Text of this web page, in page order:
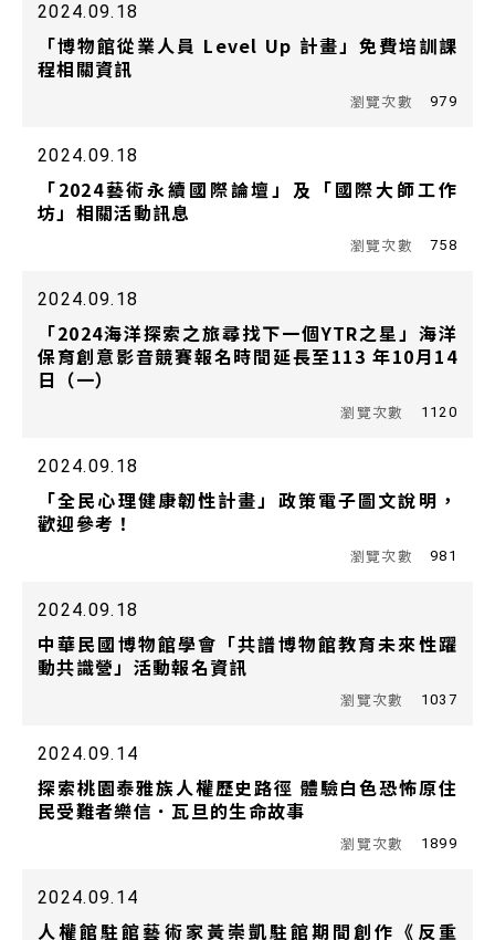
2024.09.18
「博物館從業人員 Level Up 計畫」免費培訓課
程相關資訊
979
2024.09.18
「2024藝術永續國際論壇」及「國際大師工作
坊」相關活動訊息
758
2024.09.18
「2024海洋探索之旅尋找下一個YTR之星」海洋
保育創意影音競賽報名時間延長至113 年10月14
日（一）
1120
2024.09.18
「全民心理健康韌性計畫」政策電子圖文說明，
歡迎參考！
981
2024.09.18
中華民國博物館學會「共譜博物館教育未來性躍
動共識營」活動報名資訊
1037
2024.09.14
探索桃園泰雅族人權歷史路徑 體驗白色恐怖原住
民受難者樂信．瓦旦的生命故事
1899
2024.09.14
人權館駐館藝術家黃崇凱駐館期間創作《反重